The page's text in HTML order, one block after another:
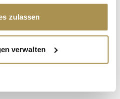
Klicken auf das Privacy
widerrufen
geografische Lage
einige Meter genau sein
zulassen
verwalten